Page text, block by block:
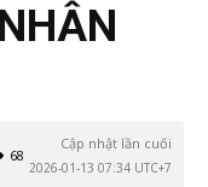
Cập nhật lần cuối
2026-01-13 07:34 UTC+7
68